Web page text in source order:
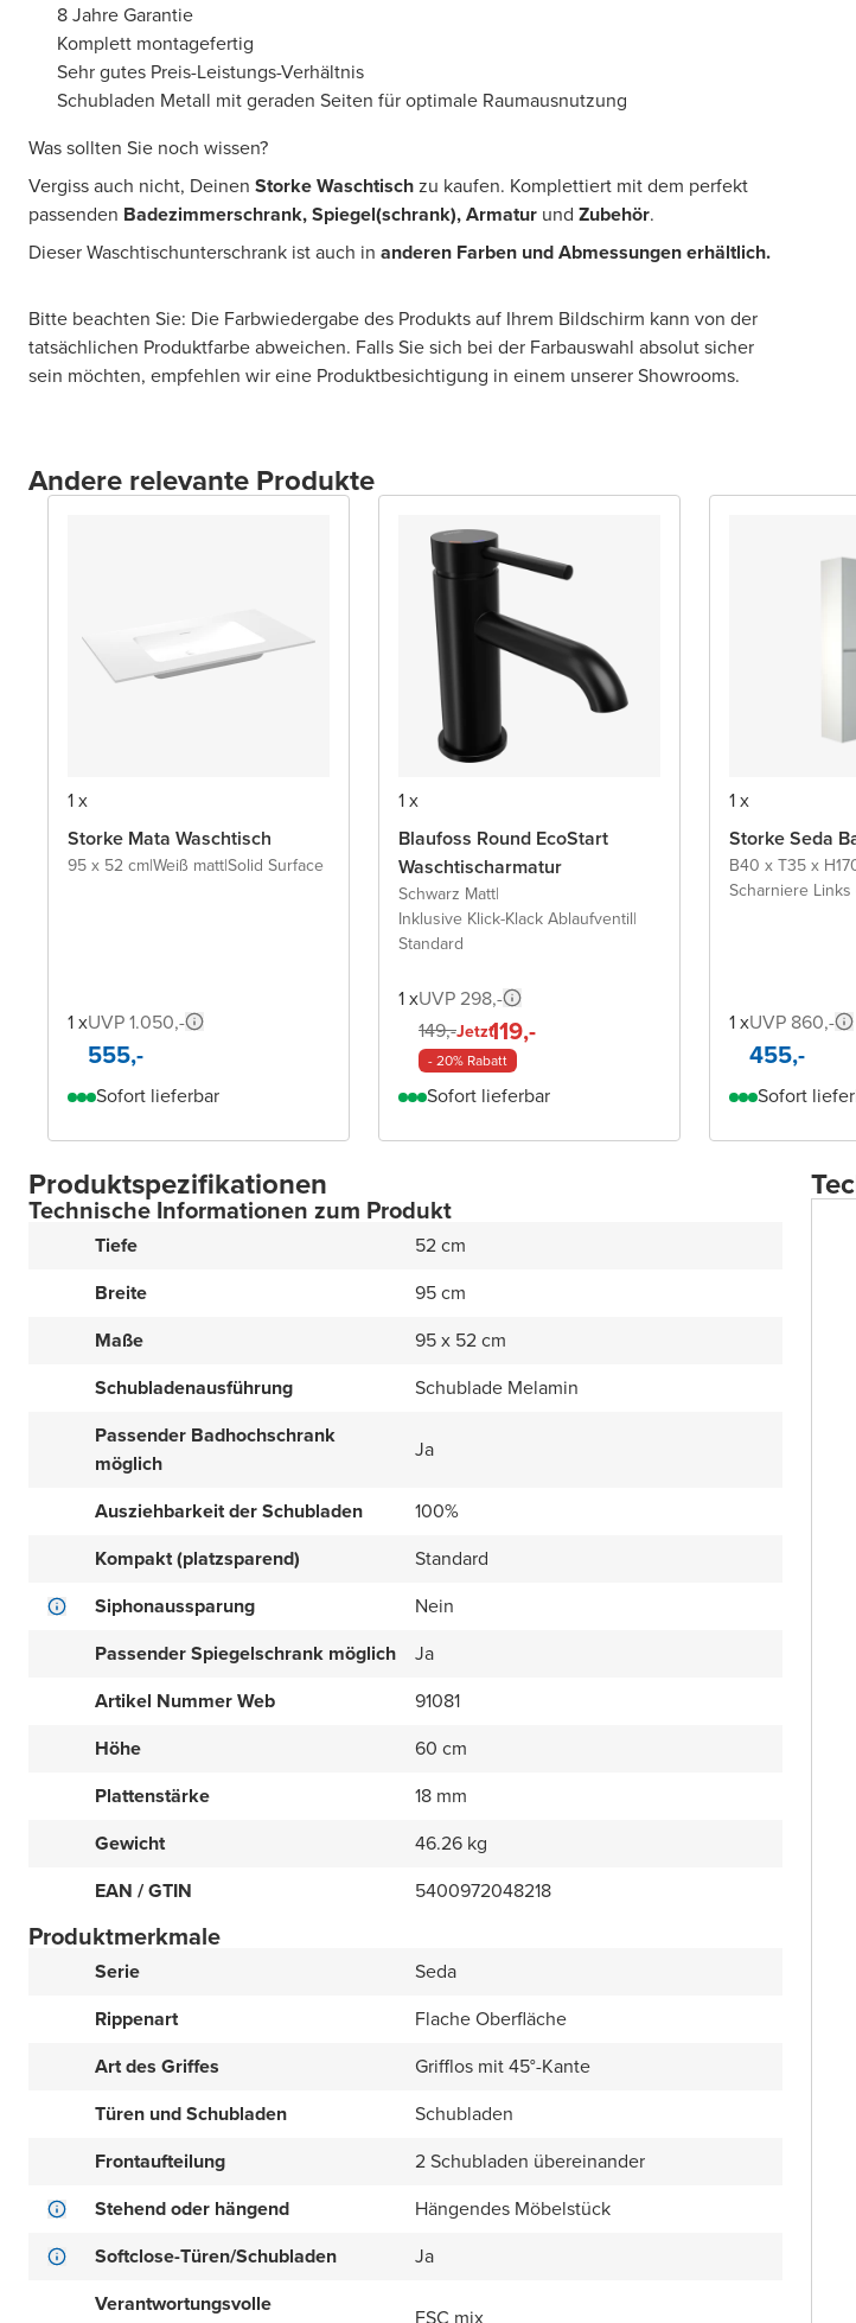
8 Jahre Garantie
Komplett montagefertig
Sehr gutes Preis-Leistungs-Verhältnis
Schubladen Metall mit geraden Seiten für optimale Raumausnutzung
Was sollten Sie noch wissen?
Vergiss auch nicht, Deinen Storke Waschtischzu kaufen. Komplettiert mit dem perfekt
passenden Badezimmerschrank, Spiegel(schrank), Armatur und Zubehör.
Dieser Waschtischunterschrank ist auch in anderen Farben und Abmessungen erhältlich.
Bitte beachten Sie: Die Farbwiedergabe des Produkts auf Ihrem Bildschirm kann von der
tatsächlichen Produktfarbe abweichen. Falls Sie sich bei der Farbauswahl absolut sicher
sein möchten, empfehlen wir eine Produktbesichtigung in einem unserer Showrooms.
Andere relevante Produkte
1 x
Storke Mata Waschtisch
95 x 52 cm|Weiß matt|Solid Surface
1 xUVP 1.050,-
555,-
Sofort lieferbar
1 x
Blaufoss Round EcoStart
Waschtischarmatur
Schwarz Matt|
Inklusive Klick-Klack Ablaufventil|
Standard
1 xUVP 298,-
149,-Jetzt119,-
- 20% Rabatt
Sofort lieferbar
1 x
Storke Seda
B40 x T35 x
Scharniere
1 xUVP 860,-
455,-
Sofort
Produktspezifikationen
Technische Informationen zum Produkt
Tiefe
52 cm
Breite
95 cm
Maße
95 x 52 cm
Schubladenausführung
Schublade Melamin
Passender Badhochschrank
möglich
Ja
Ausziehbarkeit der Schubladen
100%
Kompakt (platzsparend)
Standard
Siphonaussparung
Nein
Passender Spiegelschrank möglich
Ja
Artikel Nummer Web
91081
Höhe
60 cm
Plattenstärke
18 mm
Gewicht
46.26 kg
EAN / GTIN
5400972048218
Produktmerkmale
Serie
Seda
Rippenart
Flache Oberfläche
Art des Griffes
Grifflos mit 45°-Kante
Türen und Schubladen
Schubladen
Frontaufteilung
2 Schubladen übereinander
Stehend oder hängend
Hängendes Möbelstück
Softclose-Türen/Schubladen
Ja
Verantwortungsvolle